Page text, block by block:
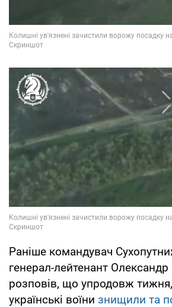
Раніше командувач
генерал-лейтенант
розповів, що упродовж
українські воїни знищили та